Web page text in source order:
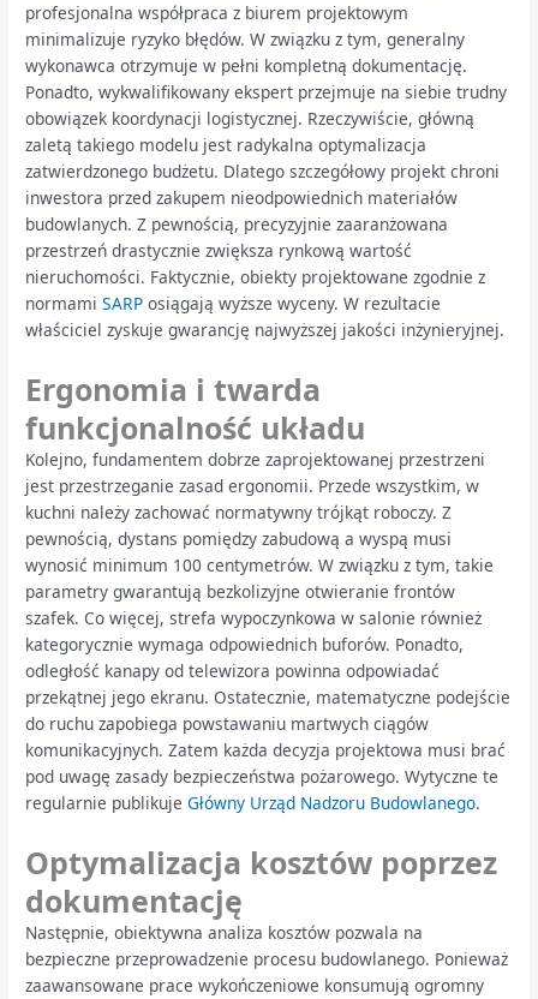
profesjonalna współpraca z biurem projektowym
minimalizuje ryzyko błędów. W związku z tym, generalny
wykonawca otrzymuje w pełni kompletną dokumentację.
Ponadto, wykwalifikowany ekspert przejmuje na siebie trudny
obowiązek koordynacji logistycznej. Rzeczywiście, główną
zaletą takiego modelu jest radykalna optymalizacja
zatwierdzonego budżetu. Dlatego szczegółowy projekt chroni
inwestora przed zakupem nieodpowiednich materiałów
budowlanych. Z pewnością, precyzyjnie zaaranżowana
przestrzeń drastycznie zwiększa rynkową wartość
nieruchomości. Faktycznie, obiekty projektowane zgodnie z
normamiSARP osiągają wyższe wyceny. W rezultacie
właściciel zyskuje gwarancję najwyższej jakości inżynieryjnej.
Ergonomia i twarda
funkcjonalność układu
Kolejno, fundamentem dobrze zaprojektowanej przestrzeni
jest przestrzeganie zasad ergonomii. Przede wszystkim, w
kuchni należy zachować normatywny trójkąt roboczy. Z
pewnością, dystans pomiędzy zabudową a wyspą musi
wynosić minimum 100 centymetrów. W związku z tym, takie
parametry gwarantują bezkolizyjne otwieranie frontów
szafek. Co więcej, strefa wypoczynkowa w salonie również
kategorycznie wymaga odpowiednich buforów. Ponadto,
odległość kanapy od telewizora powinna odpowiadać
przekątnej jego ekranu. Ostatecznie, matematyczne podejście
do ruchu zapobiega powstawaniu martwych ciągów
komunikacyjnych. Zatem każda decyzja projektowa musi brać
pod uwagę zasady bezpieczeństwa pożarowego. Wytyczne te
regularnie publikujeGłówny Urząd Nadzoru Budowlanego.
Optymalizacja kosztów poprzez
dokumentację
Następnie, obiektywna analiza kosztów pozwala na
bezpieczne przeprowadzenie procesu budowlanego. Ponieważ
zaawansowane prace wykończeniowe konsumują ogromny